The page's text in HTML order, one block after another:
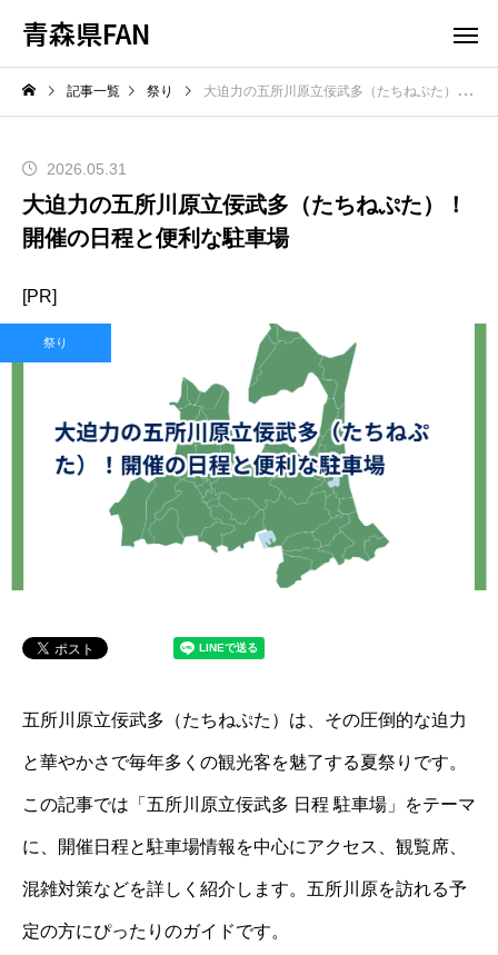
青森県FAN
記事一覧 祭り 大迫力の五所川原立佞武多（たちねぷた）！開催の日程と便利な駐車場
2026.05.31
大迫力の五所川原立佞武多（たちねぷた）！
開催の日程と便利な駐車場
[PR]
祭り
五所川原立佞武多（たちねぷた）は、その圧倒的な迫力
と華やかさで毎年多くの観光客を魅了する夏祭りです。
この記事では「五所川原立佞武多 日程 駐車場」をテーマ
に、開催日程と駐車場情報を中心にアクセス、観覧席、
混雑対策などを詳しく紹介します。五所川原を訪れる予
定の方にぴったりのガイドです。